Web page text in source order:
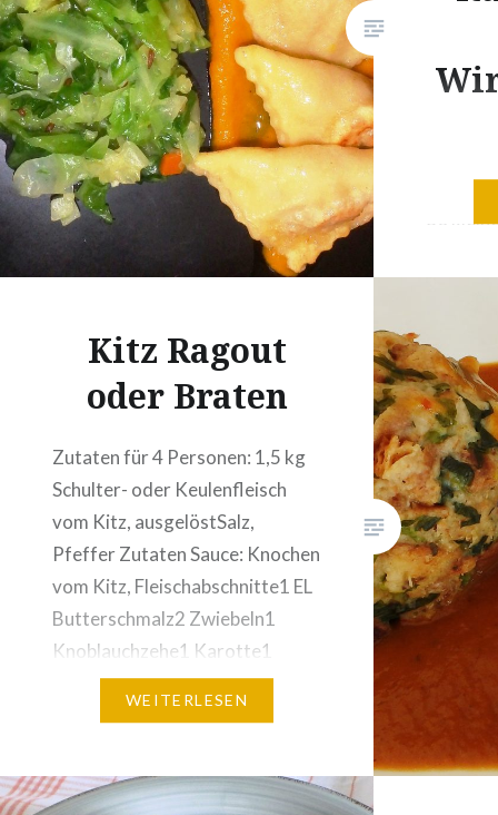
Stück Stangensellerie oder 3
Scheiben Knollensellerie3
Eierheißes WasserKnödelbrot
(ca. 400 – 500 g)3 EL Brösel1
EL…
Rezept
80
Pfeffer
zum in
Mehl
Eigelbe,
Pfeffer
her nach
Kitz Ragout
oder Braten
Zutaten für 4 Personen: 1,5 kg
Schulter- oder Keulenfleisch
vom Kitz, ausgelöstSalz,
Pfeffer Zutaten Sauce: Knochen
vom Kitz, Fleischabschnitte1 EL
Butterschmalz2 Zwiebeln1
Knoblauchzehe1 Karotte1
Scheibe Knollensellerie1 EL
WacholderbeerenPfefferkörner,
WEITERLESEN